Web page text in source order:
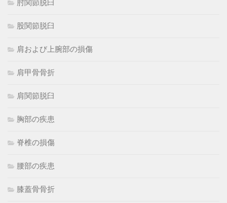
肘関節脱臼
股関節脱臼
肩および上腕部の損傷
肩甲骨骨折
肩関節脱臼
胸部の疾患
脊椎の損傷
腰部の疾患
膝蓋骨骨折